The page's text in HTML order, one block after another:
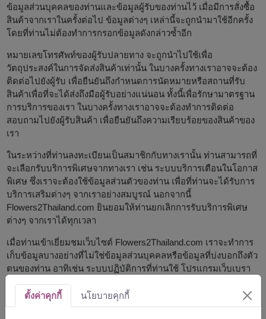
ข้อมูลส่วนบุคคลของท่านและข้อมูลผู้รับของท่านไว้ เมื่อมีการสั่งซื้อ
สินค้าจากเราในครั้งต่อไป ข้อมูลต่างๆ เหล่านี้จะถูกนำมาใช้อีกครั้ง
โดยที่ท่านไม่ต้องทำการกรอกข้อมูลดังกล่าวซ้ำอีก
หมายเลขโทรศัพท์ของผู้รับปลายทาง จะถูกนำไปใช้เพื่อ
วัตถุประสงค์ในการจัดส่งสินค้าเท่านั้น ในบางครั้งทางเราอาจจะต้อง
ติดต่อไปยังผู้รับ เพื่อยืนยันถึงกำหนดการนัดหมายหรือสถานที่รับ
สินค้าเพื่อที่จะได้ส่งถึงมือผู้รับอย่างแน่นอน ทั้งนี้เพื่อรักษามาตรฐาน
การบริการของเรา ในบางครั้งทางเราอาจจะต้องทำการติดต่อ
สอบถามไปยังผู้รับสินค้า เพื่อยืนยันถึงความเรียบร้อยของสินค้าของ
เรา
ในระหว่างที่ท่านลงทะเบียนเป็นสมาชิกกับทางเรานั้น ท่านสามารถที่
จะเลือกรับบริการพิเศษจากทางเรา เช่น ระบบบริการเตือนในโอกาส
พิเศษ ซึ่งเราจะต้องใช้ข้อมูลส่วนตัวของท่าน เพื่อที่ท่านจะได้รับการ
บริการเสริมต่างๆ จากเราอย่างสมบูรณ์ นอกจากนี้
Flowers2Thailand.com ยินยอมให้ท่านยกเลิกการรับบริการพิเศษ
ต่างๆ จากเราได้ทุกเวลา
เมื่อท่านเข้าเยี่ยมชมเว็บไซต์ Flowers2Thailand.com เราจะทำการ
เก็บข้อมูลบางอย่างที่ไม่ใช่ข้อมูลส่วนบุคคลหรือข้อมูลที่บ่งบอกถึงตัว
ตนของท่าน อาทิเช่น ระบบปฏิบัติการที่ท่านใช้ โปรแกรมเว็บเบรา
วิเคราะห์เพื่อพัฒนาบริการของเราให้สมบูรณ์แบบมากยิ่งขึ้น ซึ่งเรา
อาจจะใช้ข้อมูลดังกล่าวในการตรวจเช็คปัญหาบนเซิร์ฟเวอร์ของเรา
ตั้งค่าคุกกี้ นโยบายคุกกี้